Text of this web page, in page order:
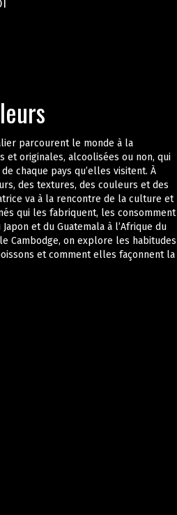
parcourent le monde à la
et originales, alcoolisées ou non, qui
chaque pays qu’elles visitent. À
des textures, des couleurs et des
va à la rencontre de la culture et
qui les fabriquent, les consomment
et du Guatemala à l’Afrique du
Cambodge, on explore les habitudes
et comment elles façonnent la